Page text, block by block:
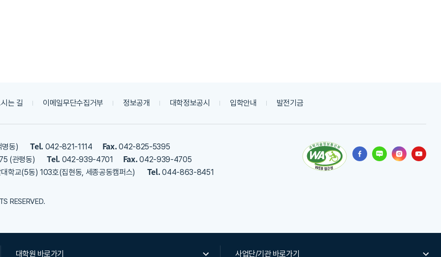
는 길 이메일무단수집거부 정보공개 대학정보공시 입학안내 발전기금
동) Tel. 042-821-1114 Fax.042-825-5395
(관평동)
Tel. 042-939-4701 Fax.042-939-4705
학교(5동) 103호(집현동, 세종공동캠퍼스)
Tel.044-863-8451
RESERVED.
대학원 바로가기 사업단/기관 바로가기